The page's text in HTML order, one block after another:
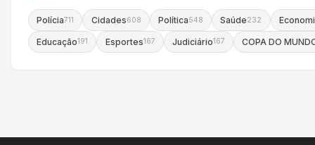
Polícia711 Cidades608 Política548 Saúde232
Educação191 Esportes167 Judiciário167 COPA DO